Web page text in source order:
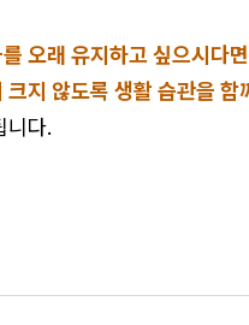
오래 유지하고 싶으시다
크지 않도록 생활 습관을 함
니다.